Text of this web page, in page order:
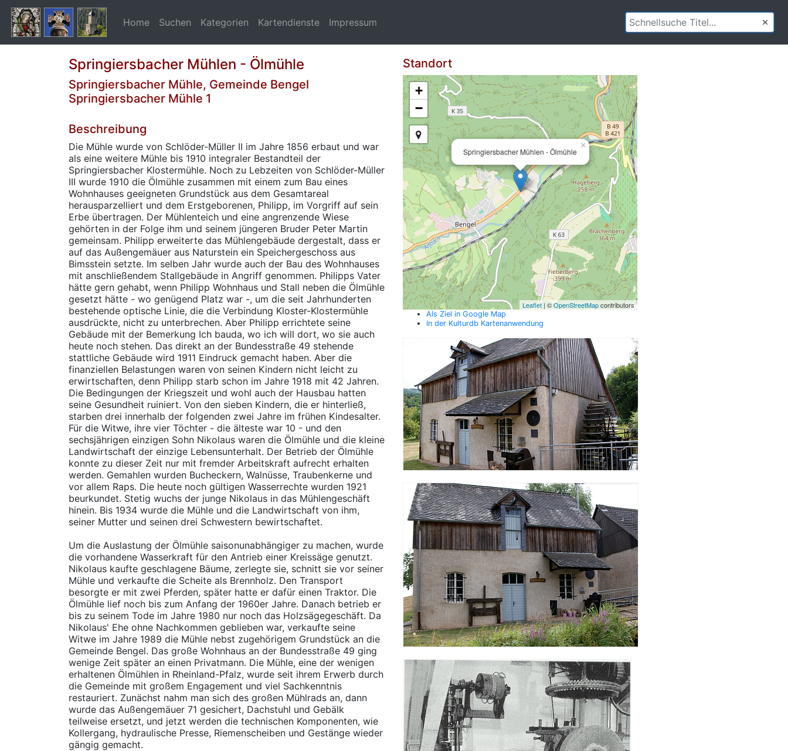
Home Suchen Kategorien Kartendienste Impressum
Springiersbacher Mühlen - Ölmühle
Springiersbacher Mühle, Gemeinde Bengel
Springiersbacher Mühle 1
Beschreibung
Die Mühle wurde von Schlöder-Müller II im Jahre 1856 erbaut und war
als eine weitere Mühle bis 1910 integraler Bestandteil der
Springiersbacher Klostermühle. Noch zu Lebzeiten von Schlöder-Müller
III wurde 1910 die Ölmühle zusammen mit einem zum Bau eines
Wohnhauses geeigneten Grundstück aus dem Gesamtareal
herausparzelliert und dem Erstgeborenen, Philipp, im Vorgriff auf sein
Erbe übertragen. Der Mühlenteich und eine angrenzende Wiese
gehörten in der Folge ihm und seinem jüngeren Bruder Peter Martin
gemeinsam. Philipp erweiterte das Mühlengebäude dergestalt, dass er
auf das Außengemäuer aus Naturstein ein Speichergeschoss aus
Bimsstein setzte. Im selben Jahr wurde auch der Bau des Wohnhauses
mit anschließendem Stallgebäude in Angriff genommen. Philipps Vater
hätte gern gehabt, wenn Philipp Wohnhaus und Stall neben die Ölmühle
gesetzt hätte - wo genügend Platz war -, um die seit Jahrhunderten
bestehende optische Linie, die die Verbindung Kloster-Klostermühle
ausdrückte, nicht zu unterbrechen. Aber Philipp errichtete seine
Gebäude mit der Bemerkung Ich bauda, wo ich will dort, wo sie auch
heute noch stehen. Das direkt an der Bundesstraße 49 stehende
stattliche Gebäude wird 1911 Eindruck gemacht haben. Aber die
finanziellen Belastungen waren von seinen Kindern nicht leicht zu
erwirtschaften, denn Philipp starb schon im Jahre 1918 mit 42 Jahren.
Die Bedingungen der Kriegszeit und wohl auch der Hausbau hatten
seine Gesundheit ruiniert. Von den sieben Kindern, die er hinterließ,
starben drei innerhalb der folgenden zwei Jahre im frühen Kindesalter.
Für die Witwe, ihre vier Töchter - die älteste war 10 - und den
sechsjährigen einzigen Sohn Nikolaus waren die Ölmühle und die kleine
Landwirtschaft der einzige Lebensunterhalt. Der Betrieb der Ölmühle
konnte zu dieser Zeit nur mit fremder Arbeitskraft aufrecht erhalten
werden. Gemahlen wurden Bucheckern, Walnüsse, Traubenkerne und
vor allem Raps. Die heute noch gültigen Wasserrechte wurden 1921
beurkundet. Stetig wuchs der junge Nikolaus in das Mühlengeschäft
hinein. Bis 1934 wurde die Mühle und die Landwirtschaft von ihm,
seiner Mutter und seinen drei Schwestern bewirtschaftet.
Um die Auslastung der Ölmühle saisonunabhängiger zu machen, wurde
die vorhandene Wasserkraft für den Antrieb einer Kreissäge genutzt.
Nikolaus kaufte geschlagene Bäume, zerlegte sie, schnitt sie vor seiner
Mühle und verkaufte die Scheite als Brennholz. Den Transport
besorgte er mit zwei Pferden, später hatte er dafür einen Traktor. Die
Ölmühle lief noch bis zum Anfang der 1960er Jahre. Danach betrieb er
bis zu seinem Tode im Jahre 1980 nur noch das Holzsägegeschäft. Da
Nikolaus' Ehe ohne Nachkommen geblieben war, verkaufte seine
Witwe im Jahre 1989 die Mühle nebst zugehörigem Grundstück an die
Gemeinde Bengel. Das große Wohnhaus an der Bundesstraße 49 ging
wenige Zeit später an einen Privatmann. Die Mühle, eine der wenigen
erhaltenen Ölmühlen in Rheinland-Pfalz, wurde seit ihrem Erwerb durch
die Gemeinde mit großem Engagement und viel Sachkenntnis
restauriert. Zunächst nahm man sich des großen Mühlrads an, dann
wurde das Außengemäuer 71 gesichert, Dachstuhl und Gebälk
teilweise ersetzt, und jetzt werden die technischen Komponenten, wie
Kollergang, hydraulische Presse, Riemenscheiben und Gestänge wieder
gängig gemacht.
Standort
Springiersbacher Mühlen - Ölmühle
×
+
−
Leaflet | ©OpenStreetMapcontributors
Als Ziel in Google Map
In der Kulturdb Kartenanwendung